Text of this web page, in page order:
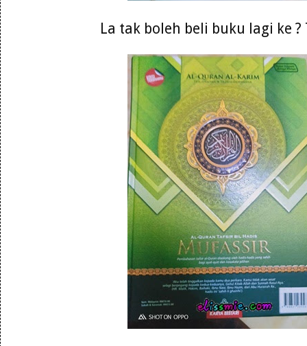
La tak boleh beli buku lagi ke ?